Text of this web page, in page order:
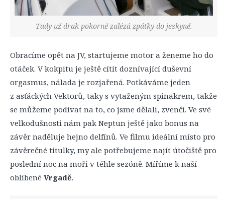
Tady už drak pokorně zalézá zpátky do jeskyně.
Obracíme opět na JV, startujeme motor a ženeme ho do
otáček. V kokpitu je ještě cítit doznívající duševní
orgasmus, nálada je rozjařená. Potkáváme jeden
z asťáckých Vektorů, taky s vytaženým spinakrem, takže
se můžeme podívat na to, co jsme dělali, zvenčí. Ve své
velkodušnosti nám pak Neptun ještě jako bonus na
závěr naděluje hejno delfínů. Ve filmu ideální místo pro
závěrečné titulky, my ale potřebujeme najít útočiště pro
poslední noc na moři v téhle sezóně. Míříme k naší
oblíbené Vrgadě.